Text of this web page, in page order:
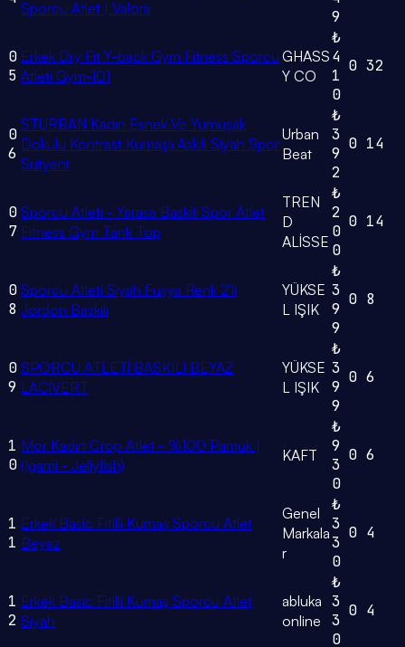
Sporcu Atlet | Valora
9
0
5
Erkek Dry Fit Y-back Gym Fitness Sporcu
Atleti Gym-101
GHASS
Y CO
₺
4
1
0
0 32
0
6
STURBAN Kadın Esnek Ve Yumuşak
Dokulu Kontrast Kumaşlı Askılı Siyah Spor
Sütyeni
Urban
Beat
₺
3
9
2
0 14
0
7
Sporcu Atleti - Yarasa Baskılı Spor Atlet
Fitness Gym Tank Top
TREN
D
ALİSSE
₺
2
0
0
0 14
0
8
Sporcu Atleti Siyah Fuşya Renk 2'li
Jordon Baskılı
YÜKSE
L IŞIK
₺
3
9
9
0 8
0
9
SPORCU ATLETİ BASKILI BEYAZ
LACİVERT
YÜKSE
L IŞIK
₺
3
9
9
0 6
1
0
Mor Kadın Crop Atlet - %100 Pamuk |
(Igami - Jellyfish)
KAFT
₺
9
3
0
0 6
1
1
Erkek Basic Fitilli Kumaş Sporcu Atlet
Beyaz
Genel
Markala
r
₺
3
3
0
0 4
1
2
Erkek Basic Fitilli Kumaş Sporcu Atlet
Siyah
abluka
online
₺
3
3
0
0 4